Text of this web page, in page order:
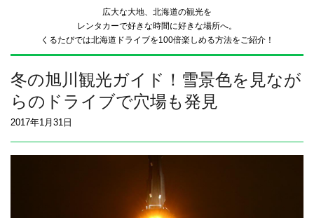
広大な大地、北海道の観光を
レンタカーで好きな時間に好きな場所へ。
くるたびでは北海道ドライブを100倍楽しめる方法をご紹介！
冬の旭川観光ガイド！雪景色を見なが
らのドライブで穴場も発見
2017年1月31日